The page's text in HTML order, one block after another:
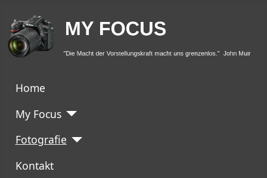
Home
My Focus
Fotografie
Kontakt